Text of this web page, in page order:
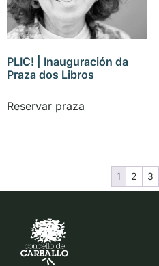
PLIC! | Inauguración da
Praza dos Libros
Reservar praza
1 2 3